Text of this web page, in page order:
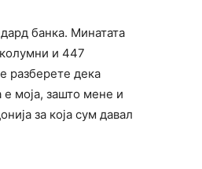
банка. Минатата
и 447
разберете дека
моја, зашто мене и
за која сум давал